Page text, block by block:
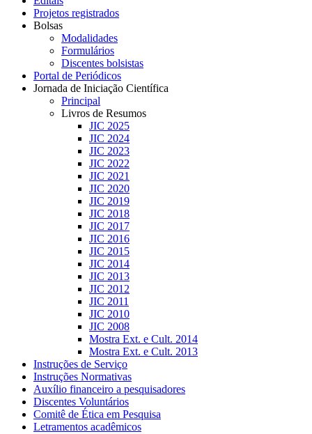
Projetos registrados
Bolsas
Modalidades
Formulários
Discentes bolsistas
Portal de Periódicos
Jornada de Iniciação Científica
Principal
Livros de Resumos
JIC 2025
JIC 2024
JIC 2023
JIC 2022
JIC 2021
JIC 2020
JIC 2019
JIC 2018
JIC 2017
JIC 2016
JIC 2015
JIC 2014
JIC 2013
JIC 2012
JIC 2011
JIC 2010
JIC 2008
Mostra Ext. e Cult. 2014
Mostra Ext. e Cult. 2013
Instruções de Serviço
Instruções Normativas
Auxílio financeiro a pesquisadores
Discentes Voluntários
Comitê de Ética em Pesquisa
Letramentos acadêmicos